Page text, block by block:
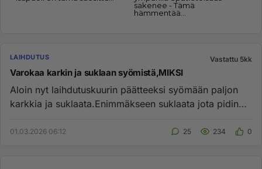
LAIHDUTUS Vastattu 5kk
Varokaa karkin ja suklaan syömistä,MIKSI
Aloin nyt laihdutuskuurin päätteeksi syömään paljon
karkkia ja suklaata.Enimmäkseen suklaata jota pidin
01.03.2026 06:12 25 234 0